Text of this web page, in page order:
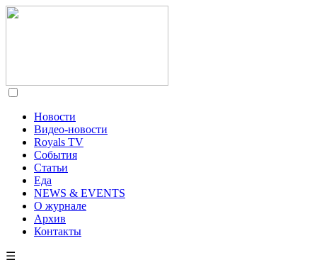
Новости
Видео-новости
Royals TV
События
Статьи
Еда
NEWS & EVENTS
О журнале
Архив
Контакты
☰